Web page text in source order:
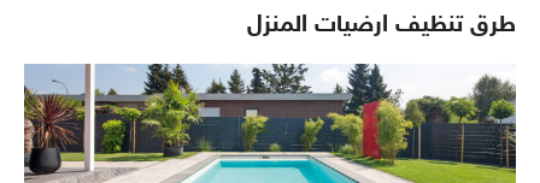
طرق تنظيف ارضيات المنزل